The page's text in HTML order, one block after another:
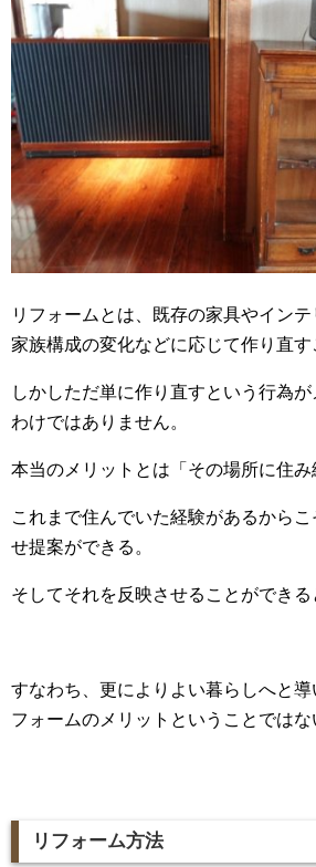
リフォームとは、既存の家具やイン
家族構成の変化などに応じて作り直す
しかしただ単に作り直すという行為
わけではありません。
本当のメリットとは「その場所に住み
これまで住んでいた経験があるから
せ提案ができる。
そしてそれを反映させることができる
すなわち、更によりよい暮らしへと導
フォームのメリットということではな
リフォーム方法